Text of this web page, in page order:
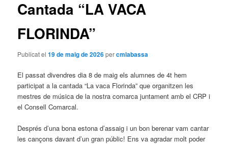
principal
Cantada “LA VACA
FLORINDA”
Publicat el19 de maig de 2026percmlabassa
El passat divendres dia 8 de maig els alumnes de 4t hem
participat a la cantada “La vaca Florinda” que organitzen les
mestres de música de la nostra comarca juntament amb el CRP i
el Consell Comarcal.
Després d’una bona estona d’assaig i un bon berenar vam cantar
les cançons davant d’un gran públic! Ens va agradar molt poder